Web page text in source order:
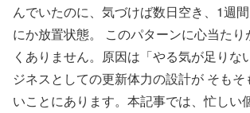
んでいたのに、気づけば数日空き、1週
にか放置状態。 このパターンに心当た
くありません。原因は「やる気が足りな
ジネスとしての更新体力の設計が そも
いことにあります。本記事では、忙しい